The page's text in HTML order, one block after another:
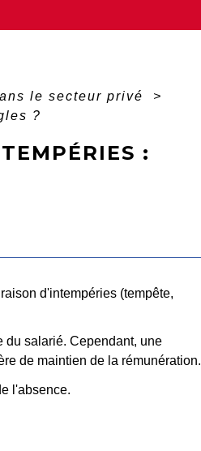
le secteur privé
>
?
:
d'intempéries (tempête,
du salarié. Cependant, une
de maintien de la rémunération.
l'absence.